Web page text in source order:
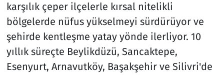
karşılık çeper ilçelerle kırsal nitelikli
bölgelerde nüfus yükselmeyi sürdürüyor ve
şehirde kentleşme yatay yönde ilerliyor. 10
yıllık süreçte Beylikdüzü, Sancaktepe,
Esenyurt, Arnavutköy, Başakşehir ve Silivri'de